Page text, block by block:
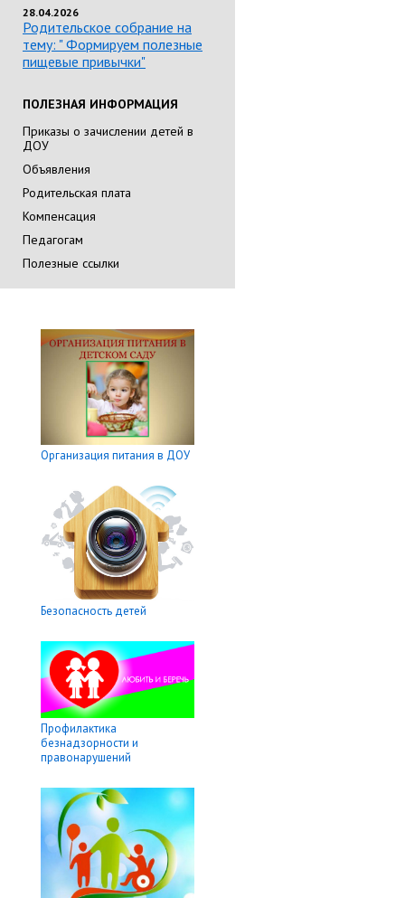
28.04.2026
Родительское собрание на
тему: " Формируем полезные
пищевые привычки"
ПОЛЕЗНАЯ ИНФОРМАЦИЯ
Приказы о зачислении детей в
ДОУ
Объявления
Родительская плата
Компенсация
Педагогам
Полезные ссылки
Организация питания в ДОУ
Безопасность детей
Профилактика
безнадзорности и
правонарушений